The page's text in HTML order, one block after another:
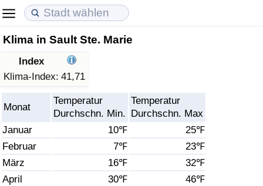
Klima in Sault Ste. Marie
Index
Klima-Index: 41,71
Monat
Temperatur
Durchschn. Min.
Temperatur
Durchschn. Max
Januar
10℉
25℉
Februar
7℉
23℉
März
16℉
32℉
April
30℉
46℉
Lebenshaltungskosten
Lebenshaltungskosten-Index (aktuell)
Lebenshaltungskosten-Index
Lebenshaltungskosten-Index nach Land
in Akaba
Immobilienpreise
Immobilienpreis-Index (aktuell)
Immobilienpreis-Index
Immobilienpreis-Index nach Land
Lebensqualität
Lebensqualität-Index
Lebensqualität-Index (aktuell)
Lebensqualitätsindex nach Land
Kriminalität